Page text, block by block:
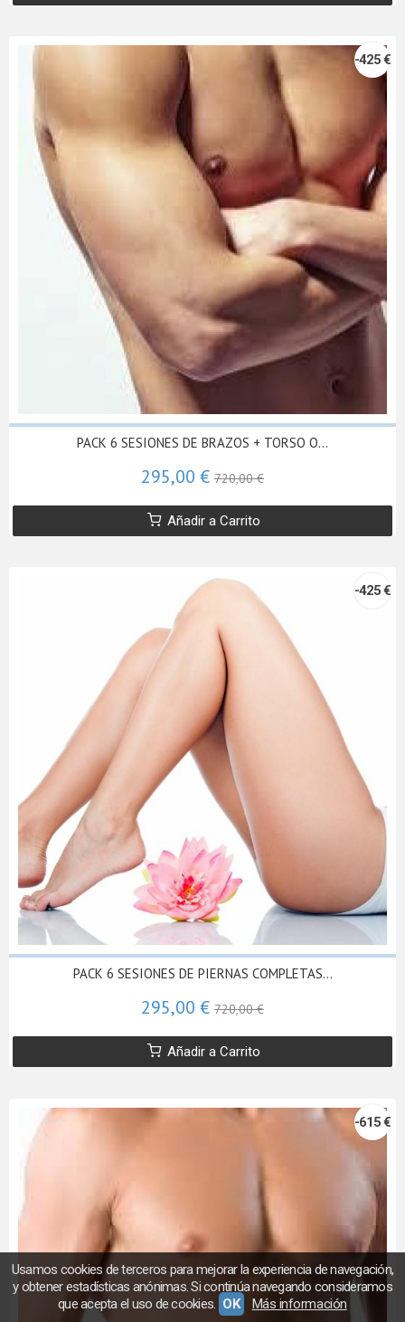
-425 €
PACK 6 SESIONES DE BRAZOS + TORSO O...
295,00 € 720,00 €
Añadir a Carrito
-425 €
PACK 6 SESIONES DE PIERNAS COMPLETAS...
295,00 € 720,00 €
Añadir a Carrito
-615 €
Usamos cookies de terceros para mejorar la experiencia de navegación,
y obtener estadísticas anónimas. Si continúa navegando consideramos
que acepta el uso de cookies. OK Más información